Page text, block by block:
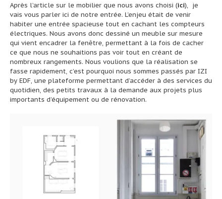
Après l’article sur le mobilier que nous avons choisi (ici), je
vais vous parler ici de notre entrée. L’enjeu était de venir
habiter une entrée spacieuse tout en cachant les compteurs
électriques. Nous avons donc dessiné un meuble sur mesure
qui vient encadrer la fenêtre, permettant à la fois de cacher
ce que nous ne souhaitions pas voir tout en créant de
nombreux rangements. Nous voulions que la réalisation se
fasse rapidement, c’est pourquoi nous sommes passés par IZI
by EDF, une plateforme permettant d’accéder à des services du
quotidien, des petits travaux à la demande aux projets plus
importants d’équipement ou de rénovation.